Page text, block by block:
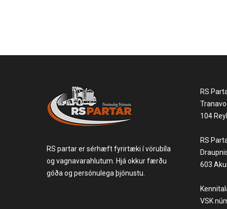
RS partar er sérhæft fyrirtæki í vörubíla
og vagnavarahlutum. Hjá okkur færðu
góða og persónulega þjónustu.
RS
104
RS
603
VSK